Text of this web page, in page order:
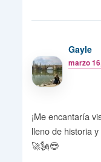
Gayle
marzo
¡Me encantaría
lleno de historia
🚀🗽😎